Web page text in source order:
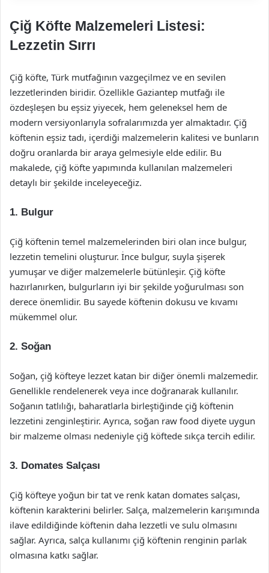
Çiğ Köfte Malzemeleri Listesi:
Lezzetin Sırrı
Çiğ köfte, Türk mutfağının vazgeçilmez ve en sevilen
lezzetlerinden biridir. Özellikle Gaziantep mutfağı ile
özdeşleşen bu eşsiz yiyecek, hem geleneksel hem de
modern versiyonlarıyla sofralarımızda yer almaktadır. Çiğ
köftenin eşsiz tadı, içerdiği malzemelerin kalitesi ve bunların
doğru oranlarda bir araya gelmesiyle elde edilir. Bu
makalede, çiğ köfte yapımında kullanılan malzemeleri
detaylı bir şekilde inceleyeceğiz.
1. Bulgur
Çiğ köftenin temel malzemelerinden biri olan ince bulgur,
lezzetin temelini oluşturur. İnce bulgur, suyla şişerek
yumuşar ve diğer malzemelerle bütünleşir. Çiğ köfte
hazırlanırken, bulgurların iyi bir şekilde yoğurulması son
derece önemlidir. Bu sayede köftenin dokusu ve kıvamı
mükemmel olur.
2. Soğan
Soğan, çiğ köfteye lezzet katan bir diğer önemli malzemedir.
Genellikle rendelenerek veya ince doğranarak kullanılır.
Soğanın tatlılığı, baharatlarla birleştiğinde çiğ köftenin
lezzetini zenginleştirir. Ayrıca, soğan raw food diyete uygun
bir malzeme olması nedeniyle çiğ köftede sıkça tercih edilir.
3. Domates Salçası
Çiğ köfteye yoğun bir tat ve renk katan domates salçası,
köftenin karakterini belirler. Salça, malzemelerin karışımında
ilave edildiğinde köftenin daha lezzetli ve sulu olmasını
sağlar. Ayrıca, salça kullanımı çiğ köftenin renginin parlak
olmasına katkı sağlar.